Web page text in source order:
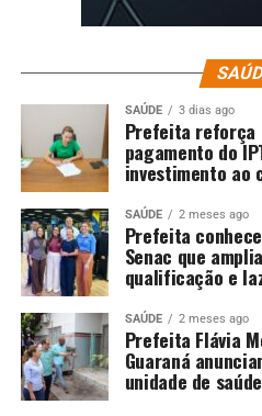
SAÚDE 3 dias ago
Prefeita reforça
pagamento do
investimento ao
SAÚDE 2 meses ago
Prefeita
Senac que
qualificação e
SAÚDE 2 meses ago
Prefeita Flávia
Guaraná
unidade de